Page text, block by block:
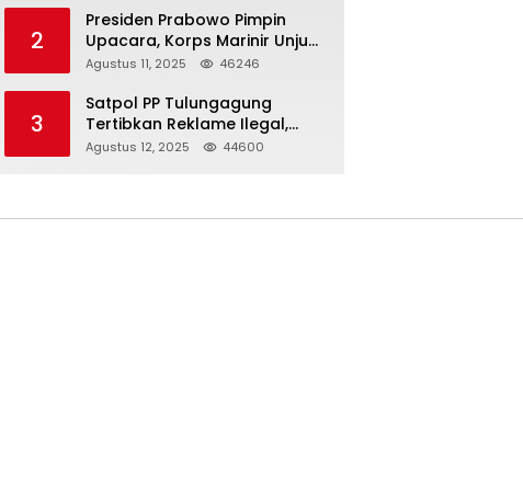
2
Presiden Prabowo Pimpin
Upacara, Korps Marinir Unjuk
Kekuatan dan Resmikan
Agustus 11, 2025 46246
3
Satpol PP Tulungagung
Tertibkan Reklame Ilegal,
Wujudkan Kota yang Rapi
Agustus 12, 2025 44600